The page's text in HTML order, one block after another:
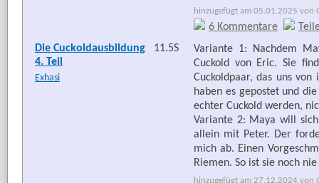
hinzugefügt am 05.01.2025 von
6 Kommentare
Die Cuckoldausbildung
4. Teil
Exhasi
11.5S
Variante 1: Nachdem
Cuckold von Eric. Sie
Cuckoldpaar, das uns
haben es gepostet und
echter Cuckold werden,
Variante 2: Maya will
allein mit Peter. Der
mich ab. Einen
Riemen. So ist sie noch
hinzugefügt am 27.12.2024 von